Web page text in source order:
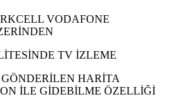
VODAFONE
TV İZLEME
HARİTA
İLE GİDEBİLME ÖZELLİĞİ